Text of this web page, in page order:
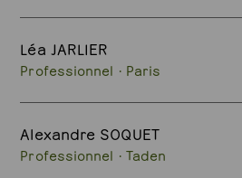
Léa JARLIER
Professionnel · Paris
Alexandre SOQUET
Professionnel · Taden